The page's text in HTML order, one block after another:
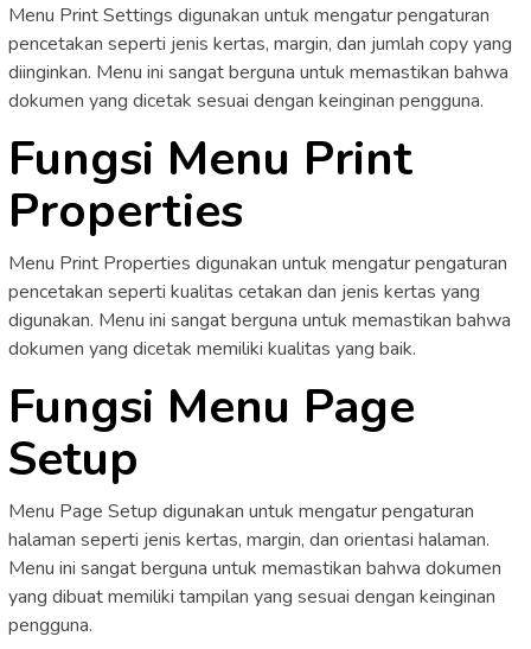
Menu Print Settings digunakan untuk mengatur pengaturan
pencetakan seperti jenis kertas, margin, dan jumlah copy yang
diinginkan. Menu ini sangat berguna untuk memastikan bahwa
dokumen yang dicetak sesuai dengan keinginan pengguna.
Fungsi Menu Print
Properties
Menu Print Properties digunakan untuk mengatur pengaturan
pencetakan seperti kualitas cetakan dan jenis kertas yang
digunakan. Menu ini sangat berguna untuk memastikan bahwa
dokumen yang dicetak memiliki kualitas yang baik.
Fungsi Menu Page
Setup
Menu Page Setup digunakan untuk mengatur pengaturan
halaman seperti jenis kertas, margin, dan orientasi halaman.
Menu ini sangat berguna untuk memastikan bahwa dokumen
yang dibuat memiliki tampilan yang sesuai dengan keinginan
pengguna.